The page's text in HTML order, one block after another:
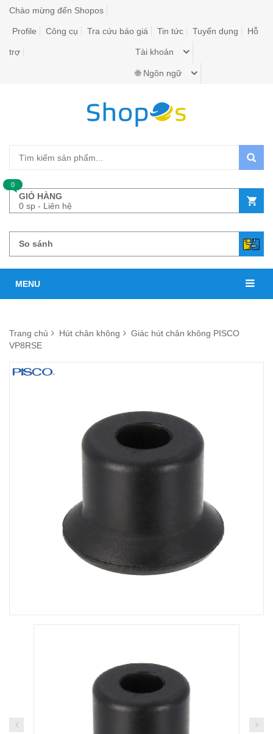
Chào mừng đến Shopos
Profile Công cụ Tra cứu báo giá Tin tức Tuyển dụng Hỗ
trợ Tài khoản
🌐 Ngôn ngữ
GIỎ HÀNG
0 sp - Liên hệ
0
So sánh
MENU
Trang chủ Hút chân không
Giác hút chân không PISCO
VP8RSE